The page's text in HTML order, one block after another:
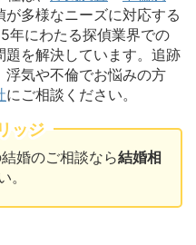
が多様なニーズに対応する
年にわたる探偵業界での
を解決しています。追跡
気や不倫でお悩みの方
にご相談ください。
ッジ
婚のご相談なら結婚相
。